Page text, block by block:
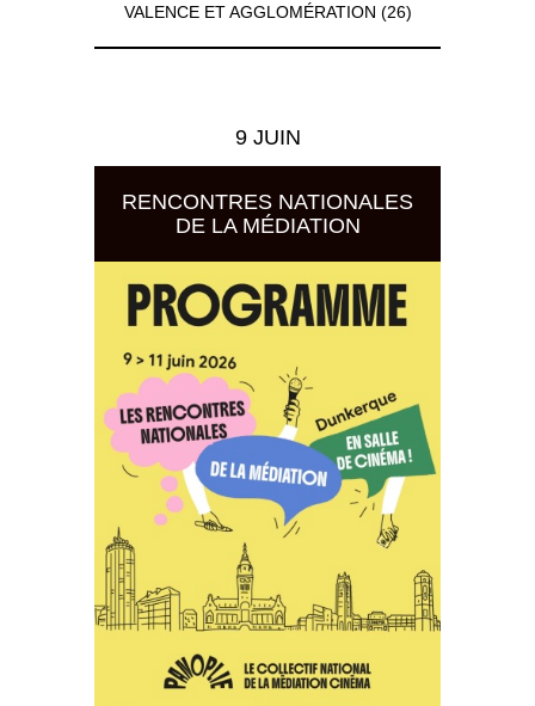
VALENCE ET AGGLOMÉRATION (26)
9 JUIN
RENCONTRES NATIONALES
DE LA MÉDIATION